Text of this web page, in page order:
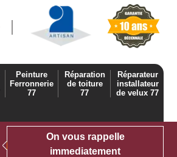
Peinture
Ferronnerie
77
Réparation
de toiture
77
Réparateur
installateur
de velux 77
On vous rappelle
immediatement